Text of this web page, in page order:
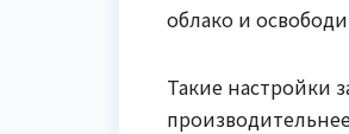
облако и
Такие настройки